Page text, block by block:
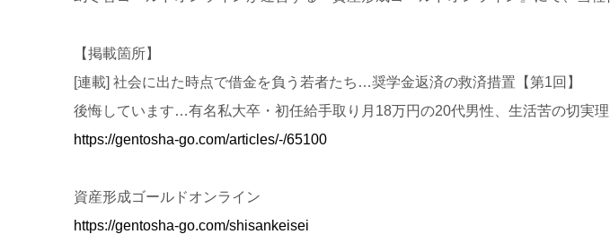
【掲載箇所】
[連載] 社会に出た時点で借金を負う若者たち…奨学金返済の救済措置【第1回】
後悔しています…有名私大卒・初任給手取り月18万円の20代男性、生活苦の切実
https://gentosha-go.com/articles/-/65100
資産形成ゴールドオンライン
https://gentosha-go.com/shisankeisei